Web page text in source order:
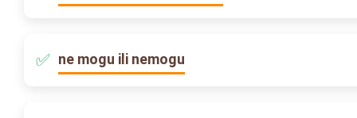
ne mogu ili nemogu